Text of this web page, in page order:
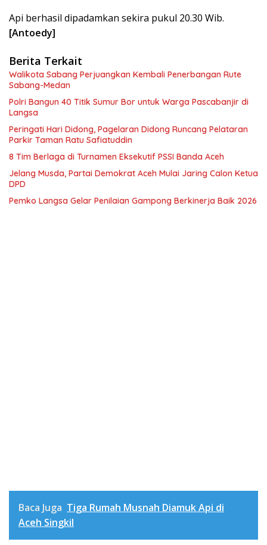
Api berhasil dipadamkan sekira pukul 20.30 Wib.
[Antoedy]
Berita Terkait
Walikota Sabang Perjuangkan Kembali Penerbangan Rute
Sabang-Medan
Polri Bangun 40 Titik Sumur Bor untuk Warga Pascabanjir di
Langsa
Peringati Hari Didong, Pagelaran Didong Runcang Pelataran
Parkir Taman Ratu Safiatuddin
8 Tim Berlaga di Turnamen Eksekutif PSSI Banda Aceh
Jelang Musda, Partai Demokrat Aceh Mulai Jaring Calon Ketua
DPD
Pemko Langsa Gelar Penilaian Gampong Berkinerja Baik 2026
Baca Juga Tiga Rumah Musnah Diamuk Api di
Aceh Singkil